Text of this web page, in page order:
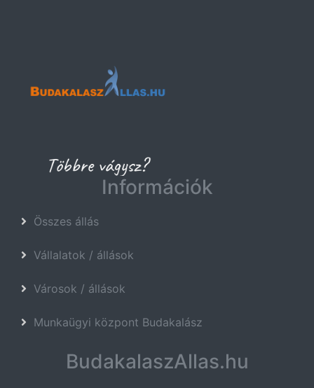
Információk
Összes állás
Vállalatok / állások
Városok / állások
Munkaügyi központ Budakalász
BudakalaszAllas.hu